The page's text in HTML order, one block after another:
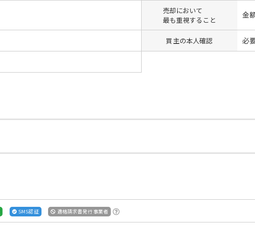
売却において
最も重視すること
金
買主の本人確認 必
SMS認証 適格請求書発行事業者